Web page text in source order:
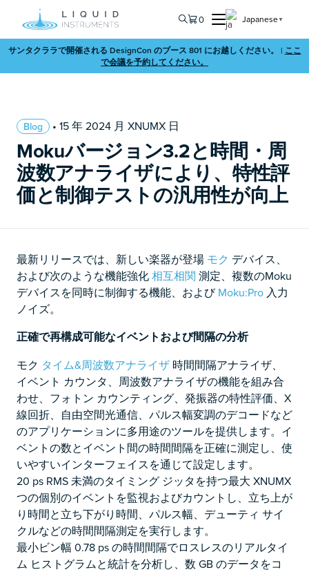
0 Japanese▼
サンタクララで開催される DesignCon のブース 801 にお越しください。 | ここ
で会議を予約してください。
Blog • 15 年 2024 月 XNUMX 日
Mokuバージョン3.2と時間・周
波数アナライザにより、特性評
価と制御テストの汎用性が向上
最新リリースでは、新しい楽器が登場 モク デバイス、
および次のような機能強化相互相関 測定、複数のMoku
デバイスを同時に制御する機能、およびMoku:Pro 入力
ノイズ。
正確で再構成可能なイベントおよび間隔の分析
モク タイム&周波数アナライザ 時間間隔アナライザ、
イベント カウンタ、周波数アナライザの機能を組み合
わせ、フォトン カウンティング、発振器の特性評価、X
線回折、自由空間光通信、パルス幅変調のデコードなど
のアプリケーションに多用途のツールを提供します。イ
ベントの数とイベント間の時間間隔を正確に測定し、使
いやすいインターフェイスを通じて設定します。
20 ps RMS 未満のタイミング ジッタを持つ最大 XNUMX
つの個別のイベントを監視およびカウントし、立ち上が
り時間と立ち下がり時間、パルス幅、デューティ サイ
クルなどの時間間隔測定を実行します。
最小ビン幅 0.78 ps の時間間隔でロスレスのリアルタイ
ム ヒストグラムと統計を分析し、数 GB のデータをコ